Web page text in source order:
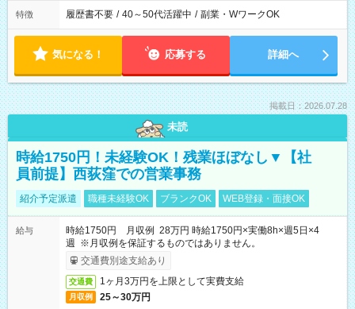
特徴 履歴書不要 / 40～50代活躍中 / 副業・WワークOK
気になる！ 応募する 詳細へ
掲載日：2026.07.28
未読
時給1750円！未経験OK！残業ほぼなし▼【社
員前提】西荻窪での営業事務
紹介予定派遣 職種未経験OK ブランクOK WEB登録・面接OK
給与
時給1750円 月収例 28万円 時給1750円×実働8h×週5日×4
週 ※月収例を保証するものではありません。
交通費別途支給あり
交通費 1ヶ月3万円を上限として実費支給
月収例 25～30万円